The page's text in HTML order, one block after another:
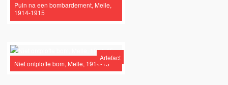
Puin na een bombardement, Melle,
1914-1915
Artefact
Niet ontplofte bom, Melle, 1914-15